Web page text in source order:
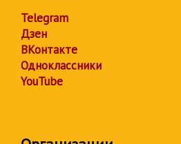
Telegram
Дзен
ВКонтакте
Одноклассники
YouTube